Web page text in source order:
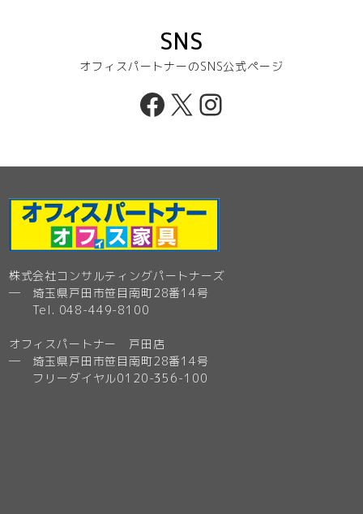
SNS
オフィスパートナーのSNS公式ページ
Facebook
X Instagram
株式会社コンサルティングパートナーズ
─ 埼玉県戸田市笹目南町28番14号
Tel. 048-449-8100
オフィスパートナー 戸田店
─ 埼玉県戸田市笹目南町28番14号
フリーダイヤル0120-356-100